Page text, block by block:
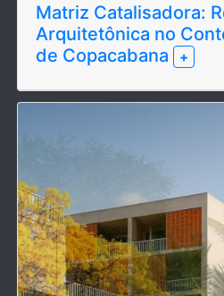
Matriz Catalisadora:
Arquitetônica no
de Copacabana
+